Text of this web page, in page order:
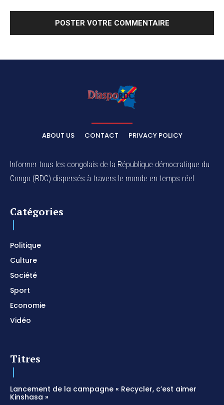
ABOUT US CONTACT PRIVACY POLICY
Informer tous les congolais de la République démocratique du
Congo (RDC) dispersés à travers le monde en temps réel.
Catégories
Politique
Culture
Société
Sport
Economie
Vidéo
Titres
Lancement de la campagne « Recycler, c’est aimer
Kinshasa »